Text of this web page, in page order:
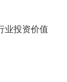
业投资价值